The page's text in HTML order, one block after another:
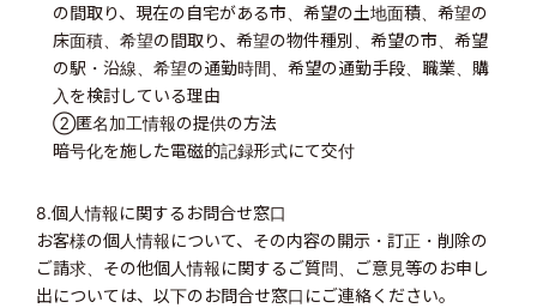
の間取り、現在の自宅がある市、希望の土地面積、希望の
床面積、希望の間取り、希望の物件種別、希望の市、希望
の駅・沿線、希望の通勤時間、希望の通勤手段、職業、購
入を検討している理由
②匿名加工情報の提供の方法
暗号化を施した電磁的記録形式にて交付
8.個人情報に関するお問合せ窓口
お客様の個人情報について、その内容の開示・訂正・削除の
ご請求、その他個人情報に関するご質問、ご意見等のお申し
出については、以下のお問合せ窓口にご連絡ください。